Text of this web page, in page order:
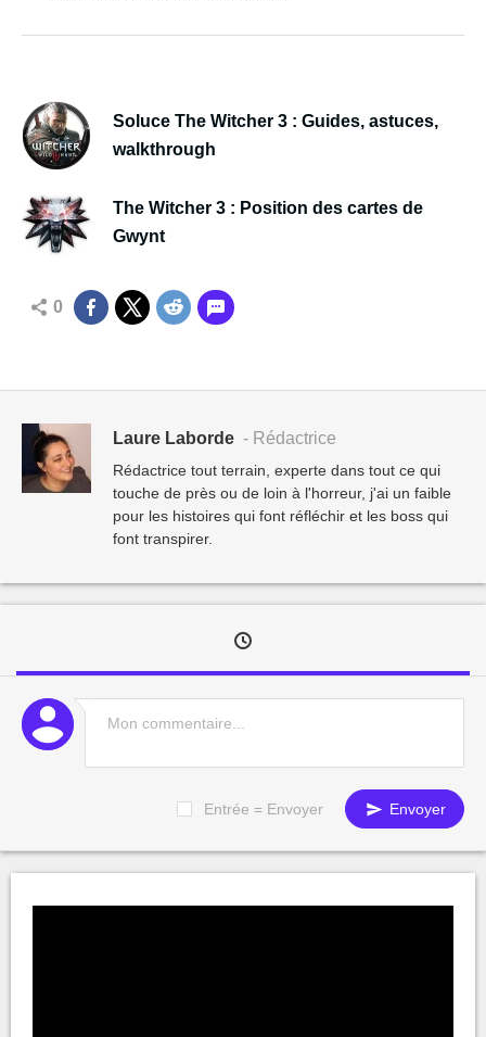
Soluce The Witcher 3 : Guides, astuces,
walkthrough
The Witcher 3 : Position des cartes de
Gwynt
0
Laure Laborde - Rédactrice
Rédactrice tout terrain, experte dans tout ce qui
touche de près ou de loin à l'horreur, j'ai un faible
pour les histoires qui font réfléchir et les boss qui
font transpirer.
Entrée = Envoyer Envoyer